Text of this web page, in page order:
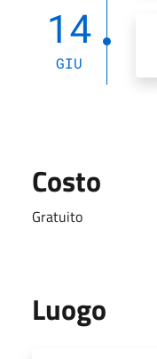
14
GIU
Costo
Gratuito
Luogo